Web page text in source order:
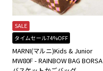
SALE
タイムセール74%OFF
MARNI(マルニ)Kids & Junior
MW80F - RAINBOW BAG BORSA